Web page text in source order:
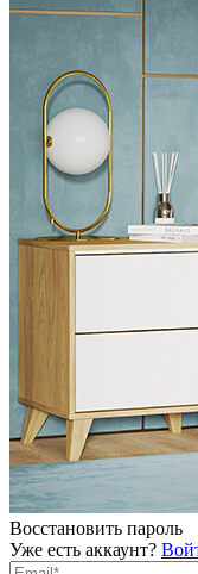
Восстановить пароль
Уже есть аккаунт?